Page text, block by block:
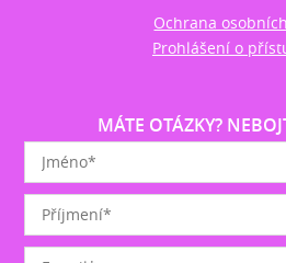
Ochrana
Prohlášení o
MÁTE OTÁZKY?